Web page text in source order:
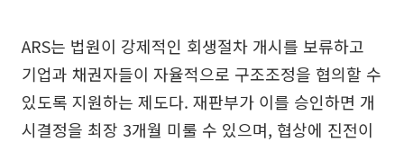
ARS는 법원이 강제적인 회생절차 개시를 보류하고
기업과 채권자들이 자율적으로 구조조정을 협의할 수
있도록 지원하는 제도다. 재판부가 이를 승인하면 개
시결정을 최장 3개월 미룰 수 있으며, 협상에 진전이